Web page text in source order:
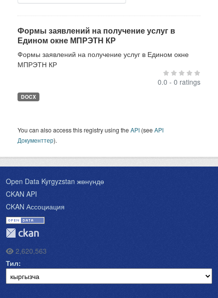
Формы заявлений на получение услуг в
Едином окне МПРЭТН КР
Формы заявлений на получение услуг в Едином окне
МПРЭТН КР
0.0 - 0 ratings
DOCX
You can also access this registry using theAPI (seeAPI
Документтер).
Open Data Kyrgyzstan жөнүндө
CKAN API
CKAN Ассоциация
2,620,563
Тил